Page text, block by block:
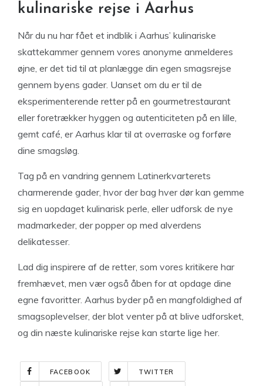
kulinariske rejse i Aarhus
Når du nu har fået et indblik i Aarhus’ kulinariske
skattekammer gennem vores anonyme anmelderes
øjne, er det tid til at planlægge din egen smagsrejse
gennem byens gader. Uanset om du er til de
eksperimenterende retter på en gourmetrestaurant
eller foretrækker hyggen og autenticiteten på en lille,
gemt café, er Aarhus klar til at overraske og forføre
dine smagsløg.
Tag på en vandring gennem Latinerkvarterets
charmerende gader, hvor der bag hver dør kan gemme
sig en uopdaget kulinarisk perle, eller udforsk de nye
madmarkeder, der popper op med alverdens
delikatesser.
Lad dig inspirere af de retter, som vores kritikere har
fremhævet, men vær også åben for at opdage dine
egne favoritter. Aarhus byder på en mangfoldighed af
smagsoplevelser, der blot venter på at blive udforsket,
og din næste kulinariske rejse kan starte lige her.
FACEBOOK TWITTER